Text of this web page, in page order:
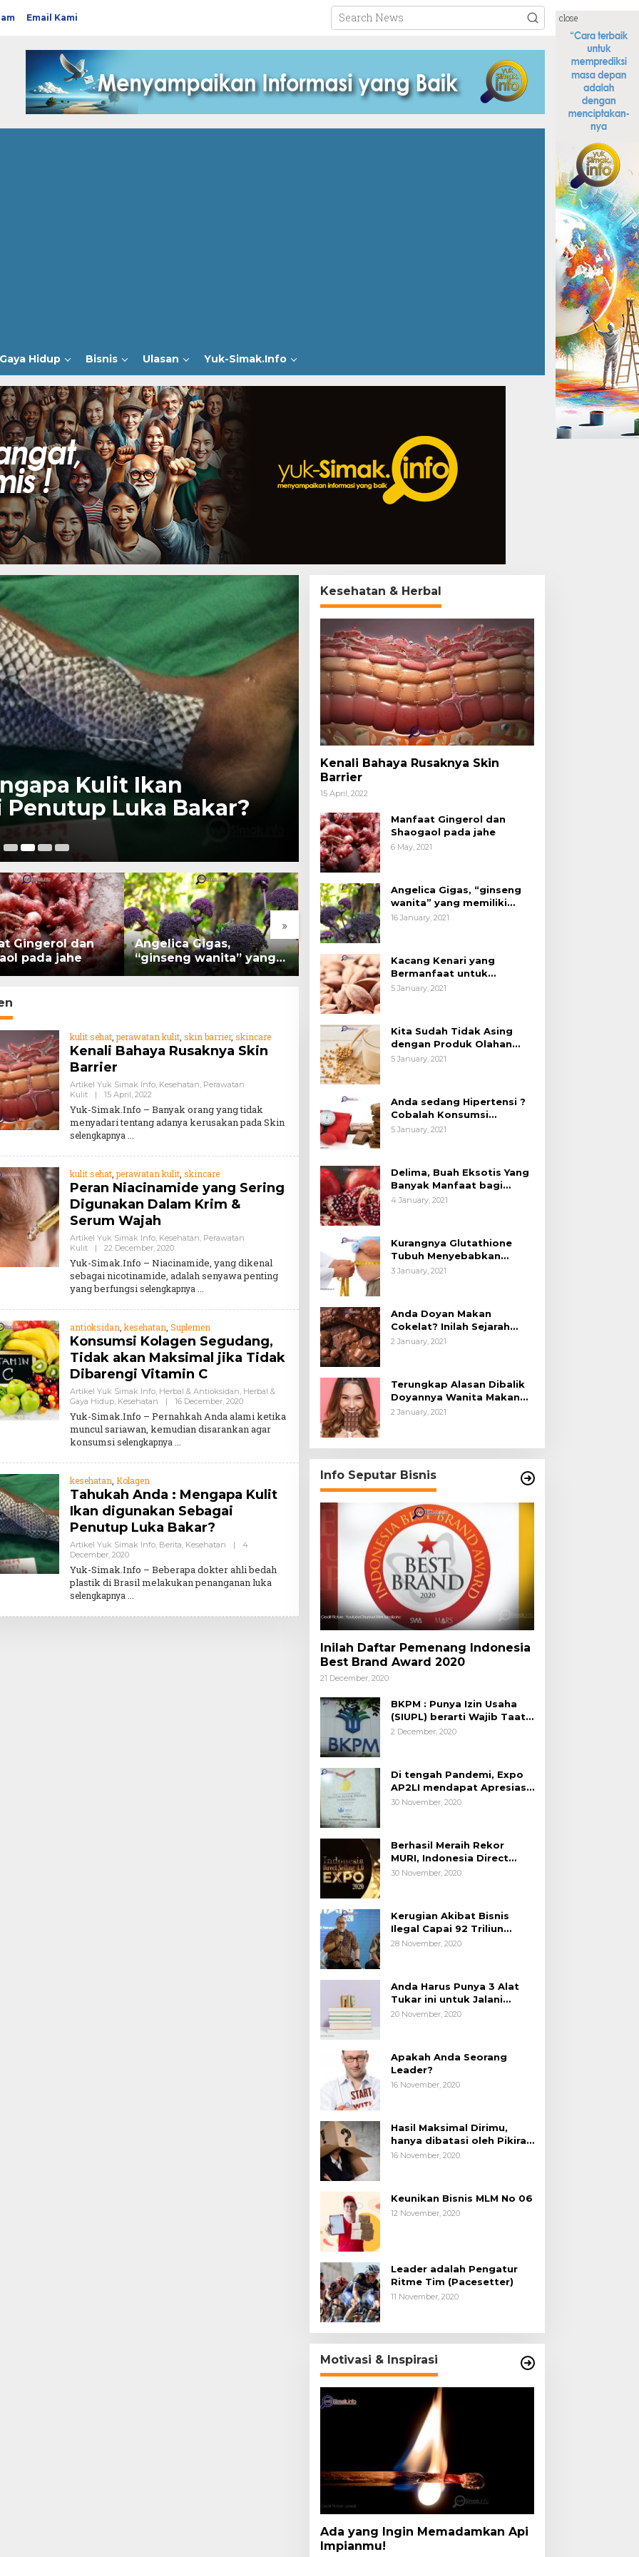
Email Kami
Hidup Bisnis Ulasan Yuk-Simak.Info
close
Kulit Ikan
Luka Bakar?
Artikel Yuk Simak Info Kesehatan, Perawatan Kulit
Peran Niacinamide yang
Dalam Krim & Serum Wajah
22 December, 2020
»
Gingerol dan
pada jahe
Angelica Gigas,
“ginseng wanita” yang
memiliki peran
Kacang Kenari yang
Bermanfaat untuk
Kesehatan (Bukan
Hanya untuk Bahan Kue)
dengan Produk Olahan
Kedelai, Tapi Sudah
kulit sehat,perawatan kulit, skin barrier, skincare
Kenali Bahaya Rusaknya Skin
Barrier
Artikel Yuk Simak Info, Kesehatan, Perawatan
Kulit
| 15 April, 2022By
August
Yuk-Simak.Info – Banyak orang yang tidak
menyadari tentang adanya kerusakan pada Skin
selengkapnya
kulit sehat,perawatan kulit, skincare
Peran Niacinamide yang Sering
Digunakan Dalam Krim &
Serum Wajah
Artikel Yuk Simak Info, Kesehatan, Perawatan
Kulit
| 22 December, 2020By
August
Yuk-Simak.Info – Niacinamide, yang dikenal
sebagai nicotinamide, adalah senyawa penting
yang berfungsiselengkapnya
antioksidan,kesehatan, Suplemen
Konsumsi Kolagen Segudang,
Tidak akan Maksimal jika Tidak
Dibarengi Vitamin C
Artikel Yuk Simak Info, Herbal & Antioksidan, Herbal &
Gaya Hidup, Kesehatan | 16 December, 2020By
August
Yuk-Simak.Info – Pernahkah Anda alami ketika
muncul sariawan, kemudian disarankan agar
konsumsiselengkapnya
kesehatan, Kolagen
Tahukah Anda : Mengapa Kulit
Ikan digunakan Sebagai
Penutup Luka Bakar?
Artikel Yuk Simak Info, Berita, Kesehatan |
4
December, 2020By
August
Yuk-Simak.Info – Beberapa dokter ahli bedah
plastik di Brasil melakukan penanganan luka
selengkapnya
Kesehatan & Herbal
Kenali Bahaya Rusaknya Skin
Barrier
15 April, 2022
Manfaat Gingerol dan
Shaogaol pada jahe
6 May, 2021
Angelica Gigas, “ginseng
wanita” yang memiliki
peran mengatasi kanker.
16 January, 2021
Kacang Kenari yang
Bermanfaat untuk
Kesehatan (Bukan Hanya
5 January, 2021
Kita Sudah Tidak Asing
dengan Produk Olahan
Kedelai, Tapi Sudah Tahu
5 January, 2021
Anda sedang Hipertensi ?
Cobalah Konsumsi
Cokelat.
5 January, 2021
Delima, Buah Eksotis Yang
Banyak Manfaat bagi
Tubuh
4 January, 2021
Kurangnya Glutathione
Tubuh Menyebabkan
Obesitas
3 January, 2021
Anda Doyan Makan
Cokelat? Inilah Sejarah
Awalnya Cokelat di Dunia
2 January, 2021
Terungkap Alasan Dibalik
Doyannya Wanita Makan
Cokelat
2 January, 2021
Info Seputar Bisnis
Inilah Daftar Pemenang Indonesia
Best Brand Award 2020
21 December, 2020
BKPM : Punya Izin Usaha
(SIUPL) berarti Wajib Taat
Aturan
2 December, 2020
Di tengah Pandemi, Expo
AP2LI mendapat Apresiasi
Rekor MURI
30 November, 2020
Berhasil Meraih Rekor
MURI, Indonesia Direct
Selling 4.0 Expo 2020
30 November, 2020
Kerugian Akibat Bisnis
Ilegal Capai 92 Triliun
Rupiah, AP2LI menghimbau
28 November, 2020
Anda Harus Punya 3 Alat
Tukar ini untuk Jalani
Hidup.
20 November, 2020
Apakah Anda Seorang
Leader?
16 November, 2020
Hasil Maksimal Dirimu,
hanya dibatasi oleh Pikiran
Negatif.
16 November, 2020
Keunikan Bisnis MLM No 06
12 November, 2020
Leader adalah Pengatur
Ritme Tim (Pacesetter)
11 November, 2020
Motivasi & Inspirasi
Ada yang Ingin Memadamkan Api
Impianmu!